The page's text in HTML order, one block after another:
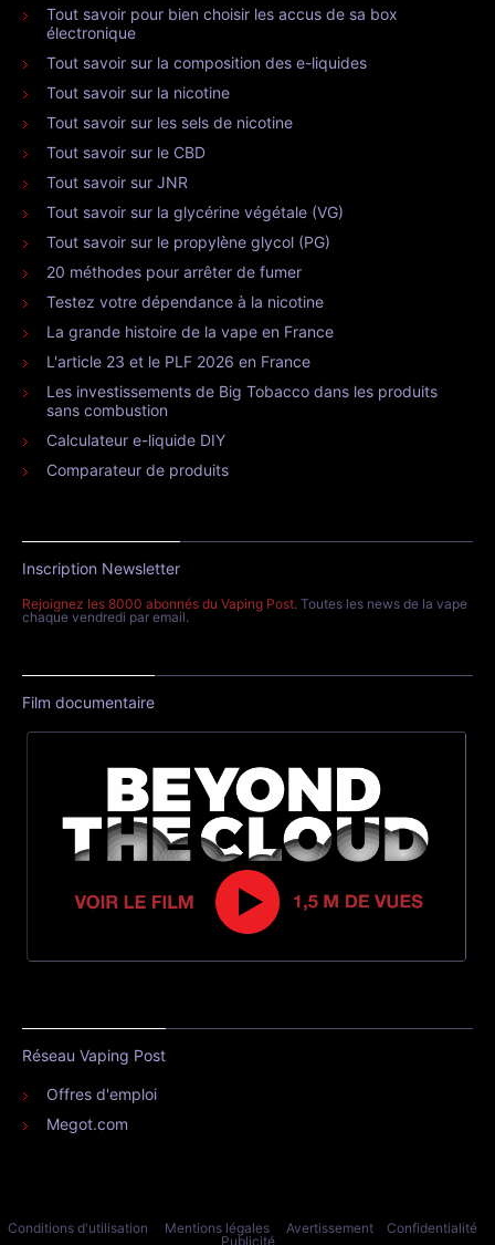
Tout savoir pour bien choisir les accus de sa box
électronique
Tout savoir sur la composition des e-liquides
Tout savoir sur la nicotine
Tout savoir sur les sels de nicotine
Tout savoir sur le CBD
Tout savoir sur JNR
Tout savoir sur la glycérine végétale (VG)
Tout savoir sur le propylène glycol (PG)
20 méthodes pour arrêter de fumer
Testez votre dépendance à la nicotine
La grande histoire de la vape en France
L'article 23 et le PLF 2026 en France
Les investissements de Big Tobacco dans les produits
sans combustion
Calculateur e-liquide DIY
Comparateur de produits
Inscription Newsletter
Rejoignez les 8000 abonnés du Vaping Post. Toutes les news de la vape
chaque vendredi par email.
Film documentaire
Réseau Vaping Post
Offres d'emploi
Megot.com
Conditions d'utilisation Mentions légales Avertissement
Confidentialité
Publicité